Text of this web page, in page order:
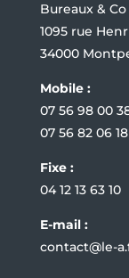
Bureaux & Co
1095 rue
34000
Mobile :
07 56 98 00
07 56 82 06 18
Fixe :
04 12 13 63 10
E-mail :
contact@le-